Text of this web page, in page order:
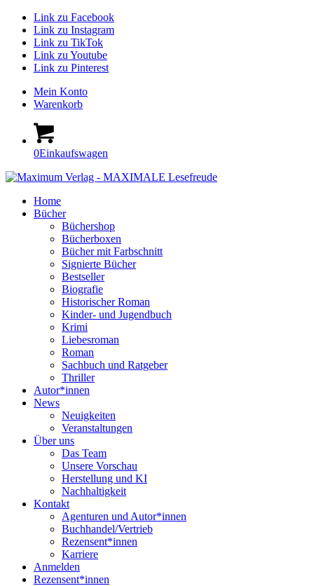
Link zu Facebook
Link zu Instagram
Link zu TikTok
Link zu Youtube
Link zu Pinterest
Mein Konto
Warenkorb
0Einkaufswagen
Home
Bücher
Büchershop
Bücherboxen
Bücher mit Farbschnitt
Signierte Bücher
Bestseller
Biografie
Historischer Roman
Kinder- und Jugendbuch
Krimi
Liebesroman
Roman
Sachbuch und Ratgeber
Thriller
Autor*innen
News
Neuigkeiten
Veranstaltungen
Über uns
Das Team
Unsere Vorschau
Herstellung und KI
Nachhaltigkeit
Kontakt
Agenturen und Autor*innen
Buchhandel/Vertrieb
Rezensent*innen
Karriere
Anmelden
Rezensent*innen